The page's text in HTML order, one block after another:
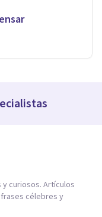
curiosos. Artículos
célebres y